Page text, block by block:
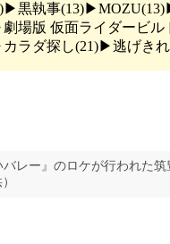
黒執事
場版 仮面ライダービル
ラダ探し(21)▶逃げき
バレー』のロケが行われた筑